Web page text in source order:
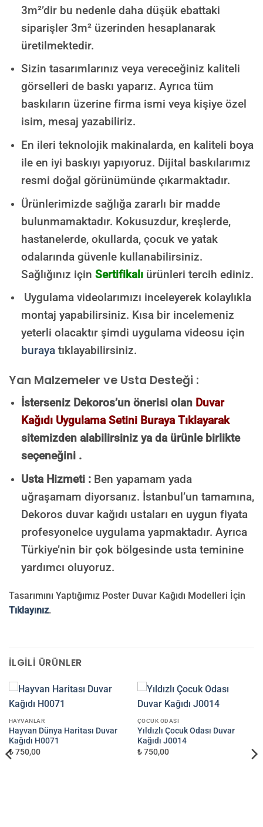
3m²’dir bu nedenle daha düşük ebattaki
siparişler 3m² üzerinden hesaplanarak
üretilmektedir.
Sizin tasarımlarınız veya vereceğiniz kaliteli
görselleri de baskı yaparız. Ayrıca tüm
baskıların üzerine firma ismi veya kişiye özel
isim, mesaj yazabiliriz.
En ileri teknolojik makinalarda, en kaliteli boya
ile en iyi baskıyı yapıyoruz. Dijital baskılarımız
resmi doğal görünümünde çıkarmaktadır.
Ürünlerimizde sağlığa zararlı bir madde
bulunmamaktadır. Kokusuzdur, kreşlerde,
hastanelerde, okullarda, çocuk ve yatak
odalarında güvenle kullanabilirsiniz.
Sağlığınız için Sertifikalıürünleri tercih ediniz.
Uygulama videolarımızı inceleyerek kolaylıkla
montaj yapabilirsiniz. Kısa bir incelemeniz
yeterli olacaktır şimdi uygulama videosu için
burayatıklayabilirsiniz.
Yan Malzemeler ve Usta Desteği :
İsterseniz Dekoros’un önerisi olan Duvar
Kağıdı Uygulama Setini Buraya Tıklayarak
sitemizden alabilirsiniz ya da ürünle birlikte
seçeneğini .
Usta Hizmeti :Ben yapamam yada
uğraşamam diyorsanız. İstanbul’un tamamına,
Dekoros duvar kağıdı ustaları en uygun fiyata
profesyonelce uygulama yapmaktadır. Ayrıca
Türkiye’nin bir çok bölgesinde usta teminine
yardımcı oluyoruz.
Tasarımını Yaptığımız Poster Duvar Kağıdı Modelleri İçin
Tıklayınız.
İLGILI ÜRÜNLER
HAYVANLAR
Hayvan Dünya Haritası Duvar
Kağıdı H0071
₺ 750,00
ÇOCUK ODASI
Yıldızlı Çocuk Odası Duvar
Kağıdı J0014
₺ 750,00